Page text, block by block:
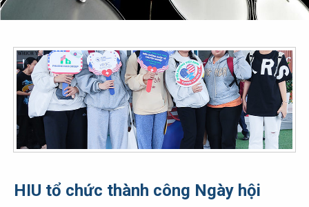
HIU tổ chức thành công Ngày hội